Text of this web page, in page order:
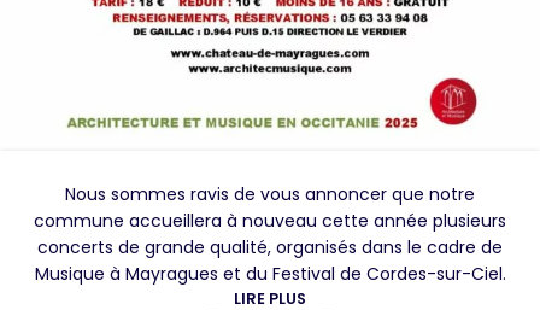
Nous sommes ravis de vous annoncer que notre
commune accueillera à nouveau cette année plusieurs
concerts de grande qualité, organisés dans le cadre de
Musique à Mayragues et du Festival de Cordes-sur-Ciel.
LIRE PLUS